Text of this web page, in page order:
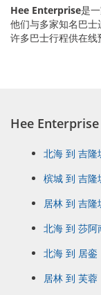
Hee Enterprise是
他们与多家知名巴
许多巴士行程供在线
Hee
北海 到 吉隆
槟城 到 吉隆
居林 到 吉隆
北海 到 莎阿
北海 到 居銮
居林 到 芙蓉